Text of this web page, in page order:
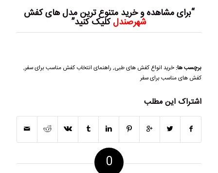
“برای مشاهده و خرید متنوع ترین مدل های کفش
شهرصندل کلیک کنید”
برچسب ها: خرید انواع کفش های طبی, راهنمای انتخاب کفش مناسب برای سفر,
کفش های مناسب برای سفر
اشتراک این مطلب
0